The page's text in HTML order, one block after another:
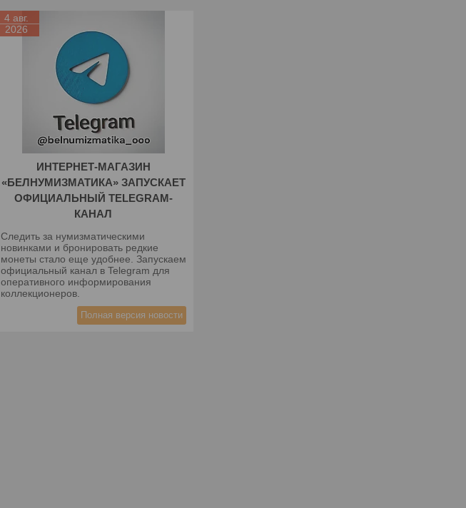
4 авг.
2026
ИНТЕРНЕТ-МАГАЗИН
«БЕЛНУМИЗМАТИКА» ЗАПУСКАЕТ
ОФИЦИАЛЬНЫЙ TELEGRAM-
КАНАЛ
Следить за нумизматическими
новинками и бронировать редкие
монеты стало еще удобнее. Запускаем
официальный канал в Telegram для
оперативного информирования
коллекционеров.
Полная версия новости